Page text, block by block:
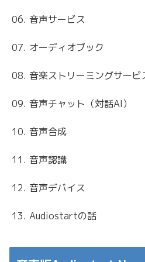
06. 音声サービス
07. オーディオブック
08. 音楽ストリーミングサービ
09. 音声チャット（対話AI）
10. 音声合成
11. 音声認識
12. 音声デバイス
13. Audiostartの話